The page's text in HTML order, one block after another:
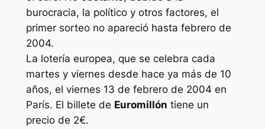
burocracia, la político y otros factores, el
primer sorteo no apareció hasta febrero de
2004.
La lotería europea, que se celebra cada
martes y viernes desde hace ya más de 10
años, el viernes 13 de febrero de 2004 en
París. El billete de Euromillón tiene un
precio de 2€.